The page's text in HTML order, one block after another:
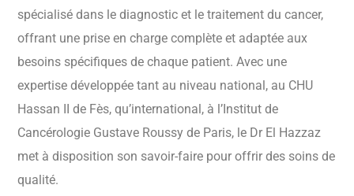
spécialisé dans le diagnostic et le traitement du cancer,
offrant une prise en charge complète et adaptée aux
besoins spécifiques de chaque patient. Avec une
expertise développée tant au niveau national, au CHU
Hassan II de Fès, qu’international, à l’Institut de
Cancérologie Gustave Roussy de Paris, le Dr El Hazzaz
met à disposition son savoir-faire pour offrir des soins de
qualité.